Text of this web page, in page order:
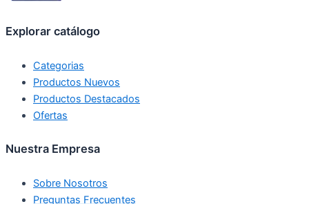
Explorar catálogo
Categorias
Productos Nuevos
Productos Destacados
Ofertas
Nuestra Empresa
Sobre Nosotros
Preguntas Frecuentes